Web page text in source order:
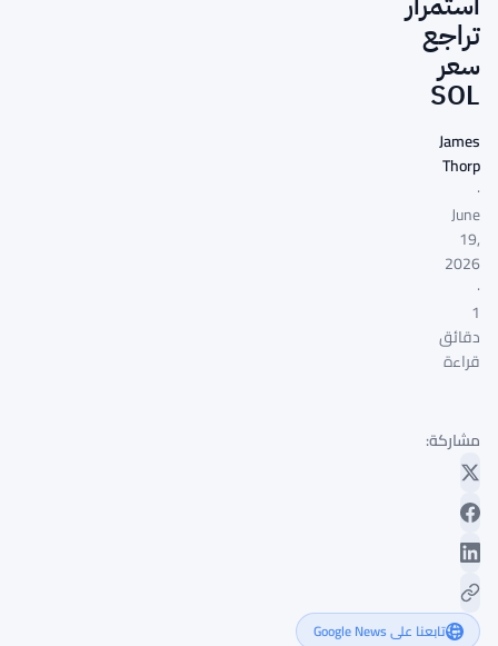
تراجع
سعر
SOL
James
Thorp
·
June
19,
2026
·
1
دقائق
قراءة
مشاركة:
تابعنا على Google News